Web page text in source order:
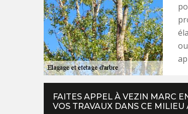
FAITES APPEL À VEZIN MARC
VOS TRAVAUX DANS CE MILIEU